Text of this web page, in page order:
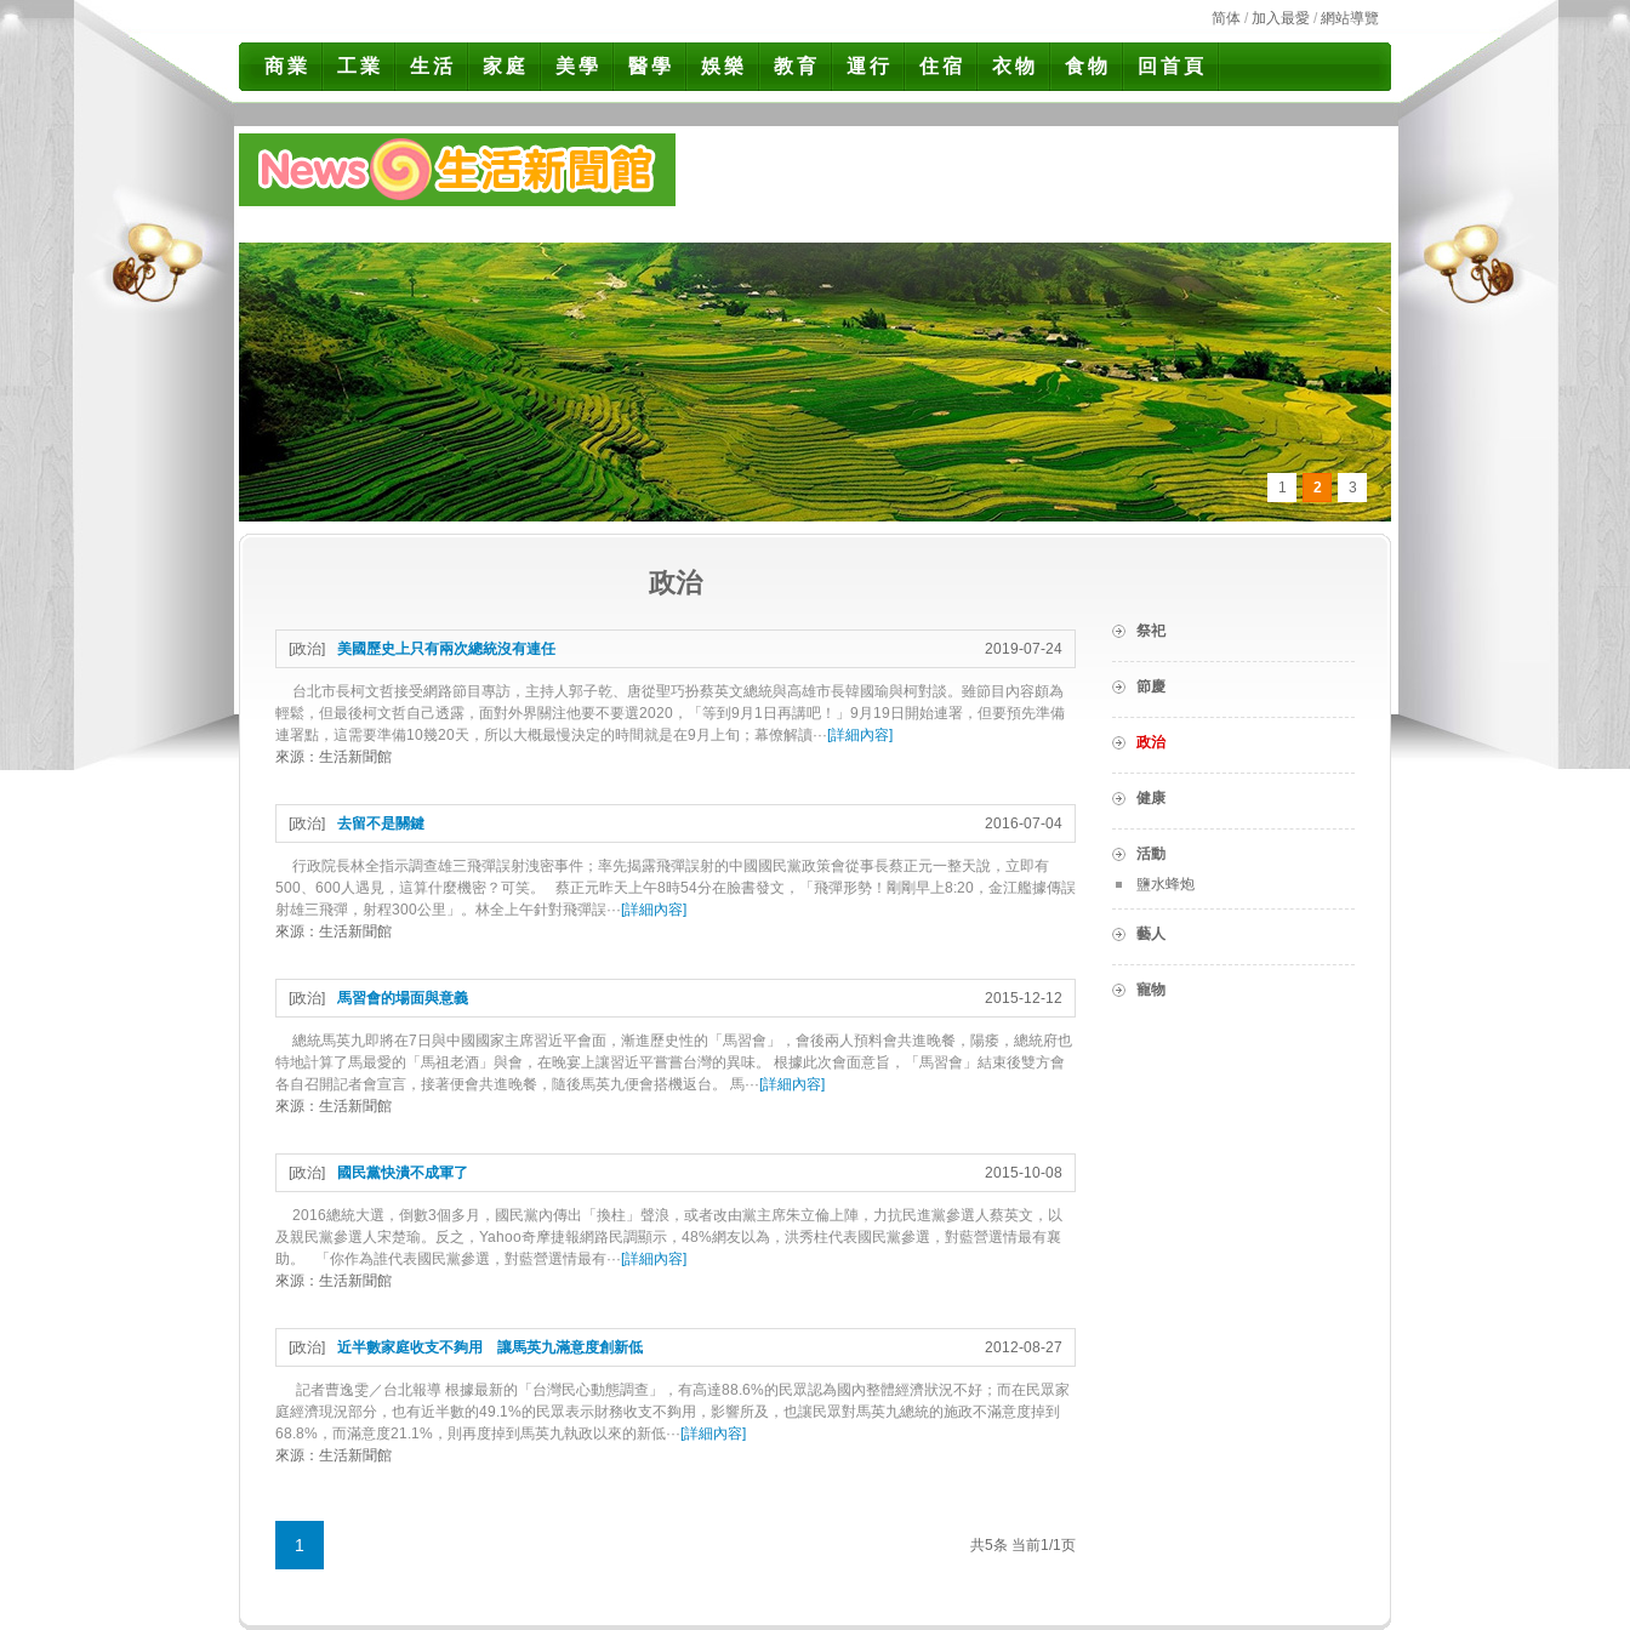
简体 / 加入最愛 / 網站導覽
商業 工業 生活 家庭 美學 醫學 娛樂 教育 運行 住宿 衣物 食物 回首頁
1 2 3
政治
2019-07-24
[政治] 美國歷史上只有兩次總統沒有連任
台北市長柯文哲接受網路節目專訪，主持人郭子乾、唐從聖巧扮蔡英文總統與高雄市長韓國瑜與柯對談。雖節目內容頗為
輕鬆，但最後柯文哲自己透露，面對外界關注他要不要選2020，「等到9月1日再講吧！」9月19日開始連署，但要預先準備
連署點，這需要準備10幾20天，所以大概最慢決定的時間就是在9月上旬；幕僚解讀···[詳細內容]
來源： 生活新聞館
2016-07-04
[政治] 去留不是關鍵
行政院長林全指示調查雄三飛彈誤射洩密事件；率先揭露飛彈誤射的中國國民黨政策會從事長蔡正元一整天說，立即有
500、600人遇見，這算什麼機密？可笑。 蔡正元昨天上午8時54分在臉書發文，「飛彈形勢！剛剛早上8:20，金江艦據傳誤
射雄三飛彈，射程300公里」。林全上午針對飛彈誤···[詳細內容]
來源： 生活新聞館
2015-12-12
[政治] 馬習會的場面與意義
總統馬英九即將在7日與中國國家主席習近平會面，漸進歷史性的「馬習會」，會後兩人預料會共進晚餐，陽痿，總統府也
特地計算了馬最愛的「馬祖老酒」與會，在晚宴上讓習近平嘗嘗台灣的異味。 根據此次會面意旨，「馬習會」結束後雙方會
各自召開記者會宣言，接著便會共進晚餐，隨後馬英九便會搭機返台。 馬···[詳細內容]
來源： 生活新聞館
2015-10-08
[政治] 國民黨快潰不成軍了
2016總統大選，倒數3個多月，國民黨內傳出「換柱」聲浪，或者改由黨主席朱立倫上陣，力抗民進黨參選人蔡英文，以
及親民黨參選人宋楚瑜。反之，Yahoo奇摩捷報網路民調顯示，48%網友以為，洪秀柱代表國民黨參選，對藍營選情最有襄
助。 「你作為誰代表國民黨參選，對藍營選情最有···[詳細內容]
來源： 生活新聞館
2012-08-27
[政治] 近半數家庭收支不夠用 讓馬英九滿意度創新低
記者曹逸雯／台北報導 根據最新的「台灣民心動態調查」，有高達88.6%的民眾認為國內整體經濟狀況不好；而在民眾家
庭經濟現況部分，也有近半數的49.1%的民眾表示財務收支不夠用，影響所及，也讓民眾對馬英九總統的施政不滿意度掉到
68.8%，而滿意度21.1%，則再度掉到馬英九執政以來的新低···[詳細內容]
來源： 生活新聞館
1 共5条 当前1/1页
祭祀
節慶
政治
健康
活動
鹽水蜂炮
藝人
寵物